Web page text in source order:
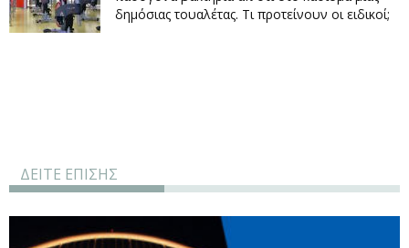
δημόσιας τουαλέτας. Τι προτείνουν οι ειδικοί;
ΔΕΙΤΕ ΕΠΙΣΗΣ